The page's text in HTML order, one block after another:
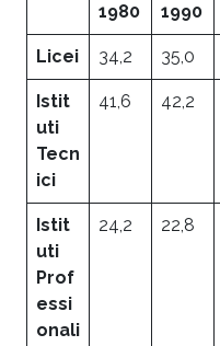
1980 1990
Licei 34,2 35,0
Istit
uti
Tecn
ici
41,6 42,2
Istit
uti
Prof
essi
onali
24,2 22,8